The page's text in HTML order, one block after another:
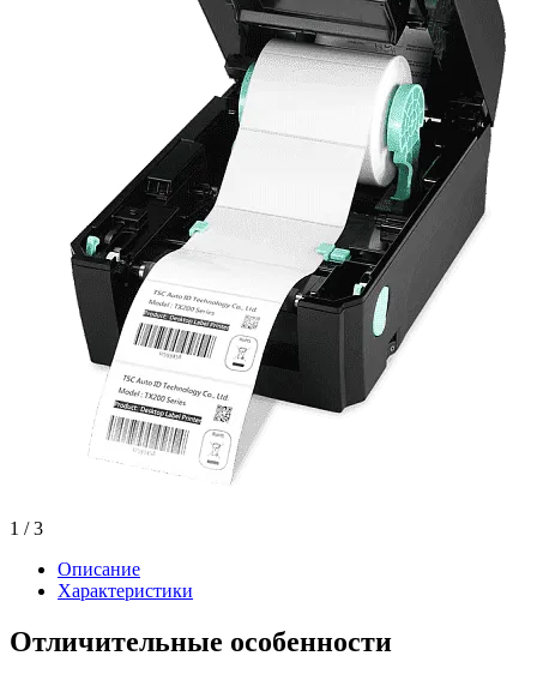
1 / 3
Описание
Характеристики
Отличительные особенности